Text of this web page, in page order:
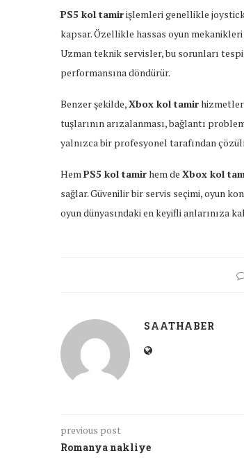
PS5 kol tamirişlemleri genellikle
kapsar. Özellikle hassas oyun
Uzman teknik servisler, bu sorunları
performansına döndürür.
Benzer şekilde,Xbox kol tamir
tuşlarının arızalanması, bağlantı
yalnızca bir profesyonel tarafından
HemPS5 kol tamirhem de Xbox kol
sağlar. Güvenilir bir servis seçimi, oyun
oyun dünyasındaki en keyifli anlarınıza
SAATHABER
previous post
Romanya nakliye